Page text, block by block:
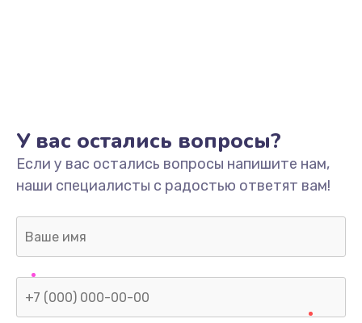
У вас остались вопросы?
Если у вас остались вопросы напишите нам,
наши специалисты с радостью ответят вам!